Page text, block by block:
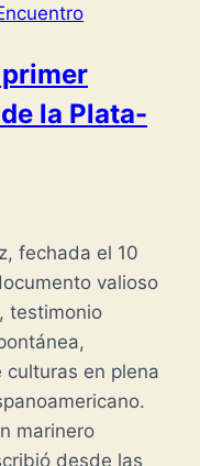
la Plata-
fechada el 10
valioso
testimonio
en plena
marinero
desde las